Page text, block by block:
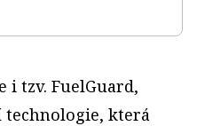
i tzv. FuelGuard,
technologie, která